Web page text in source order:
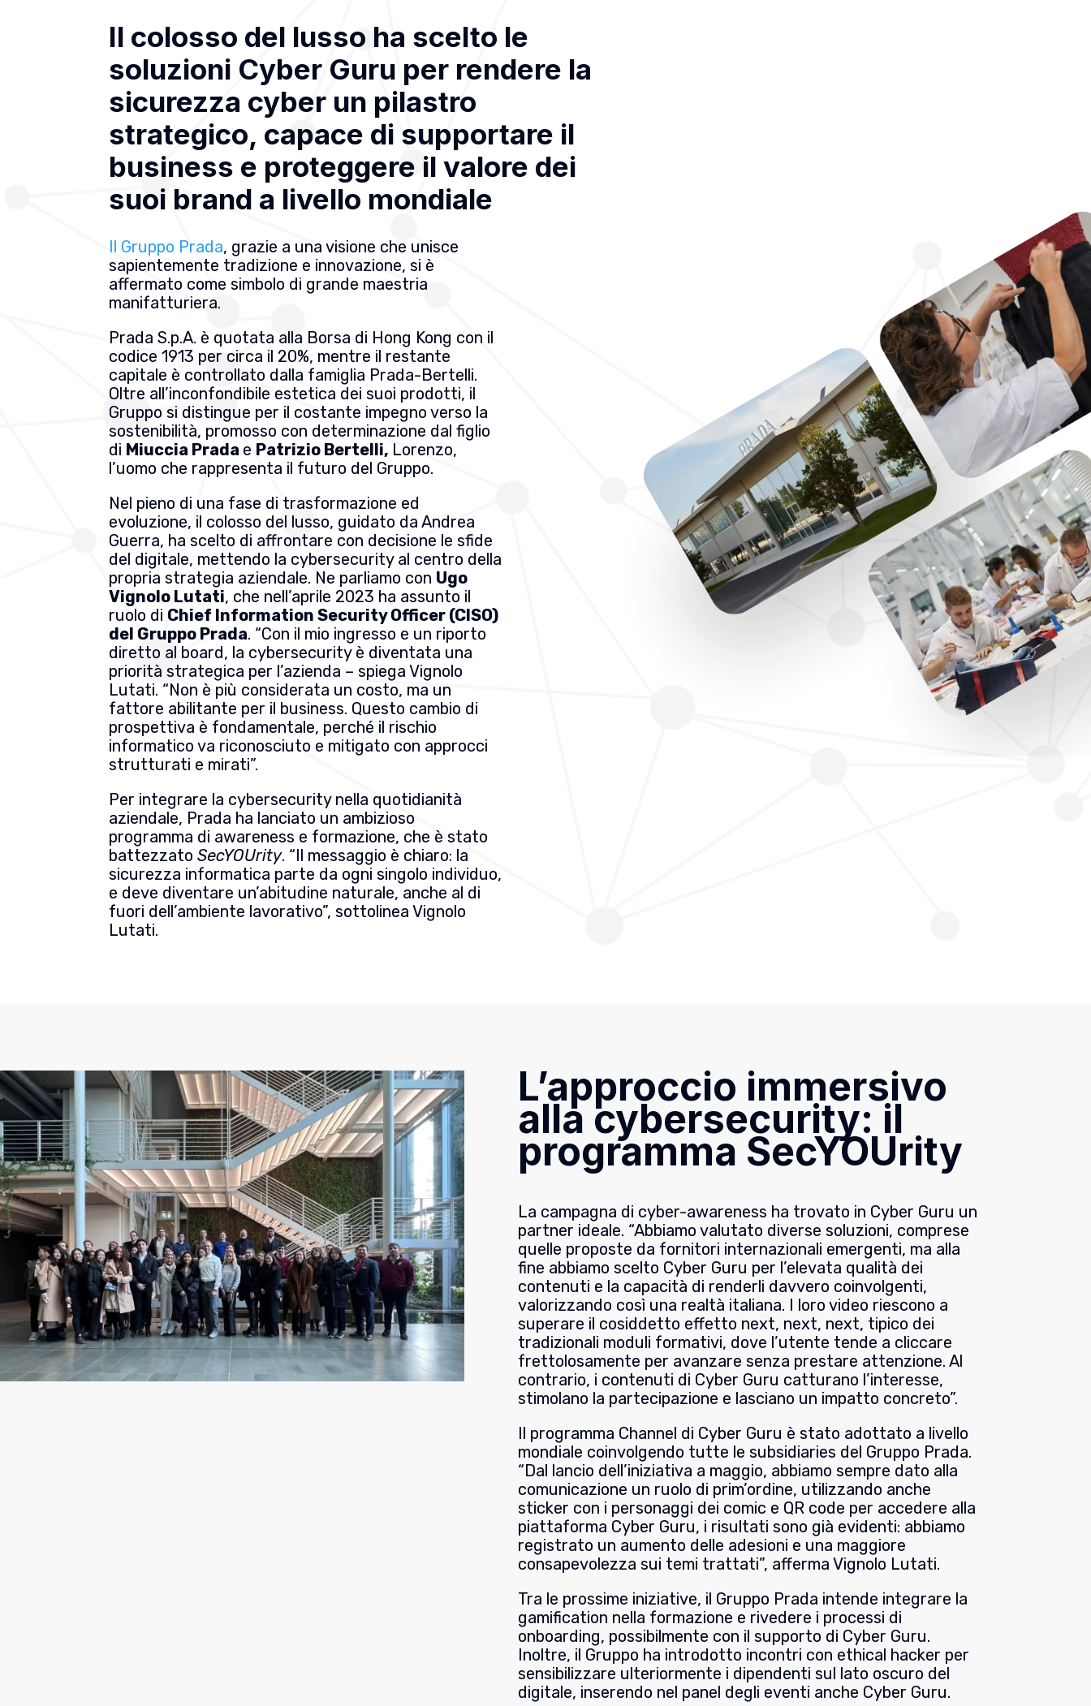
Il colosso del lusso ha scelto le
soluzioni Cyber Guru per rendere la
sicurezza cyber un pilastro
strategico, capace di supportare il
business e proteggere il valore dei
suoi brand a livello mondiale
Il Gruppo Prada, grazie a una visione che unisce
sapientemente tradizione e innovazione, si è
affermato come simbolo di grande maestria
manifatturiera.
Prada S.p.A. è quotata alla Borsa di Hong Kong con il
codice 1913 per circa il 20%, mentre il restante
capitale è controllato dalla famiglia Prada-Bertelli.
Oltre all’inconfondibile estetica dei suoi prodotti, il
Gruppo si distingue per il costante impegno verso la
sostenibilità, promosso con determinazione dal figlio
di Miuccia Prada e Patrizio Bertelli, Lorenzo,
l’uomo che rappresenta il futuro del Gruppo.
Nel pieno di una fase di trasformazione ed
evoluzione, il colosso del lusso, guidato da Andrea
Guerra, ha scelto di affrontare con decisione le sfide
del digitale, mettendo la cybersecurity al centro della
propria strategia aziendale. Ne parliamo con Ugo
Vignolo Lutati, che nell’aprile 2023 ha assunto il
ruolo di Chief Information Security Officer (CISO)
del Gruppo Prada. “Con il mio ingresso e un riporto
diretto al board, la cybersecurity è diventata una
priorità strategica per l’azienda – spiega Vignolo
Lutati. “Non è più considerata un costo, ma un
fattore abilitante per il business. Questo cambio di
prospettiva è fondamentale, perché il rischio
informatico va riconosciuto e mitigato con approcci
strutturati e mirati”.
Per integrare la cybersecurity nella quotidianità
aziendale, Prada ha lanciato un ambizioso
programma di awareness e formazione, che è stato
battezzatoSecYOUrity. “Il messaggio è chiaro: la
sicurezza informatica parte da ogni singolo individuo,
e deve diventare un’abitudine naturale, anche al di
fuori dell’ambiente lavorativo”, sottolinea Vignolo
Lutati.
L’approccio immersivo
alla cybersecurity: il
programma SecYOUrity
La campagna di cyber-awareness ha trovato in Cyber Guru un
partner ideale. “Abbiamo valutato diverse soluzioni, comprese
quelle proposte da fornitori internazionali emergenti, ma alla
fine abbiamo scelto Cyber Guru per l’elevata qualità dei
contenuti e la capacità di renderli davvero coinvolgenti,
valorizzando così una realtà italiana. I loro video riescono a
superare il cosiddetto effetto next, next, next, tipico dei
tradizionali moduli formativi, dove l’utente tende a cliccare
frettolosamente per avanzare senza prestare attenzione. Al
contrario, i contenuti di Cyber Guru catturano l’interesse,
stimolano la partecipazione e lasciano un impatto concreto”.
Il programma Channel di Cyber Guru è stato adottato a livello
mondiale coinvolgendo tutte le subsidiaries del Gruppo Prada.
“Dal lancio dell’iniziativa a maggio, abbiamo sempre dato alla
comunicazione un ruolo di prim’ordine, utilizzando anche
sticker con i personaggi dei comic e QR code per accedere alla
piattaforma Cyber Guru, i risultati sono già evidenti: abbiamo
registrato un aumento delle adesioni e una maggiore
consapevolezza sui temi trattati”, afferma Vignolo Lutati.
Tra le prossime iniziative, il Gruppo Prada intende integrare la
gamification nella formazione e rivedere i processi di
onboarding, possibilmente con il supporto di Cyber Guru.
Inoltre, il Gruppo ha introdotto incontri con ethical hacker per
sensibilizzare ulteriormente i dipendenti sul lato oscuro del
digitale, inserendo nel panel degli eventi anche Cyber Guru.